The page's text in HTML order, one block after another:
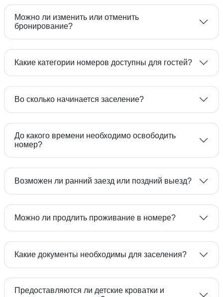
парковка
Поездом
Можно ли изменить или отменить
бронирование?
8 800 333-09-08
Какие категории номеров доступны для гостей?
Во сколько начинается заселение?
До какого времени необходимо освободить
номер?
Возможен ли ранний заезд или поздний выезд?
8
Можно ли продлить проживание в номере?
Какие документы необходимы для заселения?
Предоставляются ли детские кроватки и